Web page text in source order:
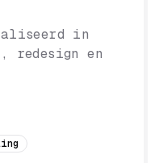
in
redesign en